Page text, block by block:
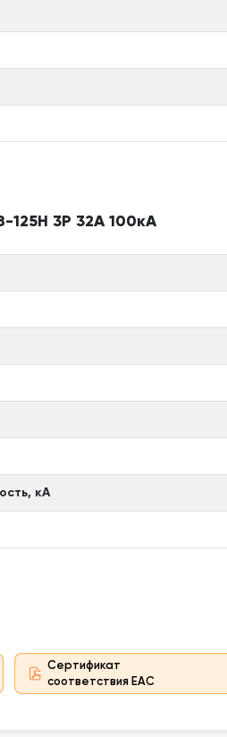
125H 3P 32А 100кА
кА
Сертификат
соответствия ЕАС